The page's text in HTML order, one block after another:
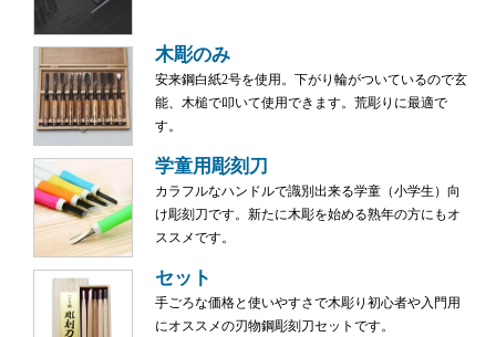
木彫のみ
安来鋼白紙2号を使用。下がり輪がついているので玄
能、木槌で叩いて使用できます。荒彫りに最適で
す。
学童用彫刻刀
カラフルなハンドルで識別出来る学童（小学生）向
け彫刻刀です。新たに木彫を始める熟年の方にもオ
ススメです。
セット
手ごろな価格と使いやすさで木彫り初心者や入門用
にオススメの刃物鋼彫刻刀セットです。